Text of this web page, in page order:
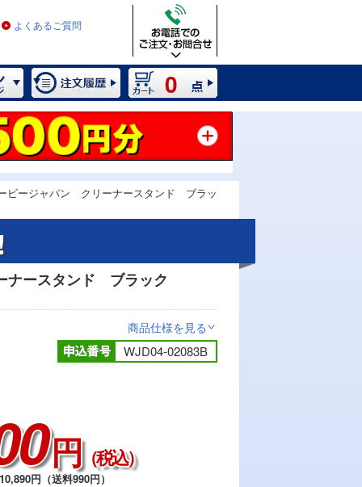
よくあるご質問
0
ビージャパン クリーナースタンド ブラッ
ナースタンド ブラック
商品仕様を見る>
WJD04-02083B
円 （税込）
円（送料990円）